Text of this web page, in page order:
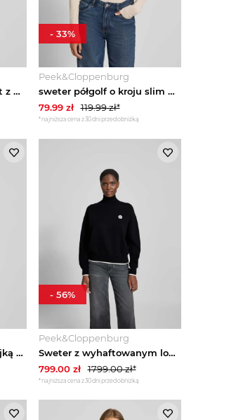
Sweter o kroju regular fit z mieszanki wełny i kaszmiru Tommy Hilfiger Jasnoszary
Peek&Cloppenburg
sweter półgolf o kroju slim fit z mieszanki wiskozy model 'LAVA GLITTER' Vero Moda Écru
79.99zł 119.99zł*
*najniższa cena z 30 dni przed obniżką
- 33%
Sweter z dzianiny ze stójką Jake*s Lawendowy
Peek&Cloppenburg
Sweter z wyhaftowanym logo Kenzo Czarny
799.00zł 1799.00zł*
*najniższa cena z 30 dni przed obniżką
- 56%